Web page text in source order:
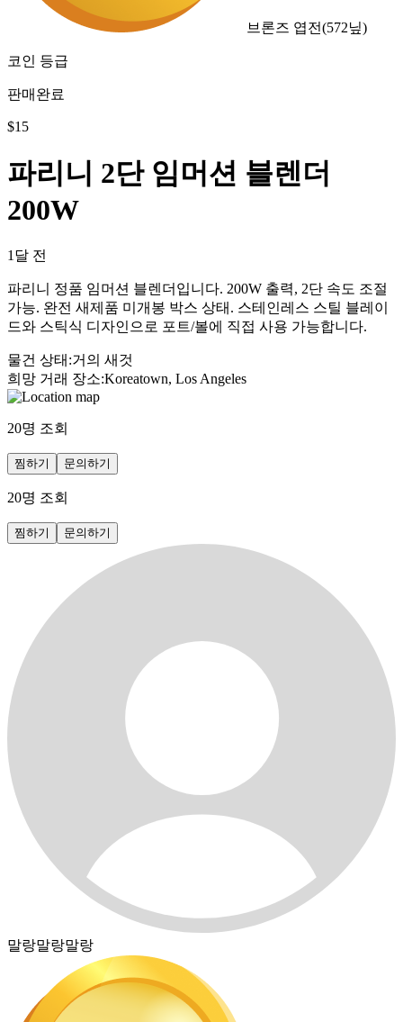
브론즈 엽전(572닢)
코인 등급
판매완료
$15
파리니 2단 임머션 블렌더
200W
1달 전
파리니 정품 임머션 블렌더입니다. 200W 출력, 2단 속도 조절
가능. 완전 새제품 미개봉 박스 상태. 스테인레스 스틸 블레이
드와 스틱식 디자인으로 포트/볼에 직접 사용 가능합니다.
물건 상태 :거의 새것
희망 거래 장소:Koreatown, Los Angeles
20명 조회
찜하기 문의하기
20명 조회
찜하기 문의하기
말랑말랑말랑